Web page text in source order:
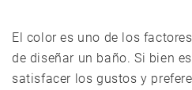
El color es uno de los
de diseñar un baño. Si bien
satisfacer los gustos y